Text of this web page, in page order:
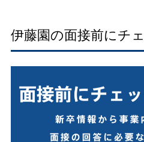
伊藤園の面接前にチ